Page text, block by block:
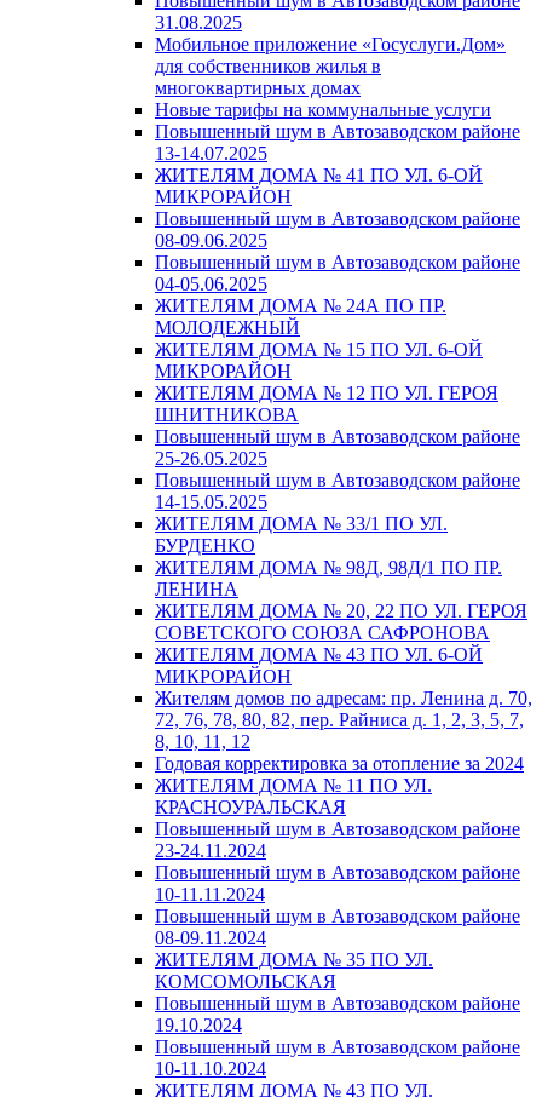
31.08.2025
Мобильное приложение «Госуслуги.Дом»
для собственников жилья в
многоквартирных домах
Новые тарифы на коммунальные услуги
Повышенный шум в Автозаводском районе
13-14.07.2025
ЖИТЕЛЯМ ДОМА № 41 ПО УЛ. 6-ОЙ
МИКРОРАЙОН
Повышенный шум в Автозаводском районе
08-09.06.2025
Повышенный шум в Автозаводском районе
04-05.06.2025
ЖИТЕЛЯМ ДОМА № 24А ПО ПР.
МОЛОДЕЖНЫЙ
ЖИТЕЛЯМ ДОМА № 15 ПО УЛ. 6-ОЙ
МИКРОРАЙОН
ЖИТЕЛЯМ ДОМА № 12 ПО УЛ. ГЕРОЯ
ШНИТНИКОВА
Повышенный шум в Автозаводском районе
25-26.05.2025
Повышенный шум в Автозаводском районе
14-15.05.2025
ЖИТЕЛЯМ ДОМА № 33/1 ПО УЛ.
БУРДЕНКО
ЖИТЕЛЯМ ДОМА № 98Д, 98Д/1 ПО ПР.
ЛЕНИНА
ЖИТЕЛЯМ ДОМА № 20, 22 ПО УЛ. ГЕРОЯ
СОВЕТСКОГО СОЮЗА САФРОНОВА
ЖИТЕЛЯМ ДОМА № 43 ПО УЛ. 6-ОЙ
МИКРОРАЙОН
Жителям домов по адресам: пр. Ленина д. 70,
72, 76, 78, 80, 82, пер. Райниса д. 1, 2, 3, 5, 7,
8, 10, 11, 12
Годовая корректировка за отопление за 2024
ЖИТЕЛЯМ ДОМА № 11 ПО УЛ.
КРАСНОУРАЛЬСКАЯ
Повышенный шум в Автозаводском районе
23-24.11.2024
Повышенный шум в Автозаводском районе
10-11.11.2024
Повышенный шум в Автозаводском районе
08-09.11.2024
ЖИТЕЛЯМ ДОМА № 35 ПО УЛ.
КОМСОМОЛЬСКАЯ
Повышенный шум в Автозаводском районе
19.10.2024
Повышенный шум в Автозаводском районе
10-11.10.2024
ЖИТЕЛЯМ ДОМА № 43 ПО УЛ.